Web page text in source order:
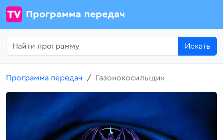
Программа передач
Искать
Программа передач Газонокосильщик